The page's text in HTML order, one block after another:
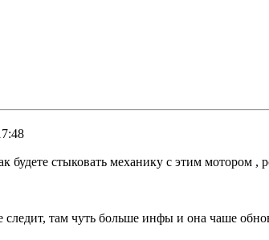
будете стыковать механику с этим мотором ,
следит, там чуть больше инфы и она чаше